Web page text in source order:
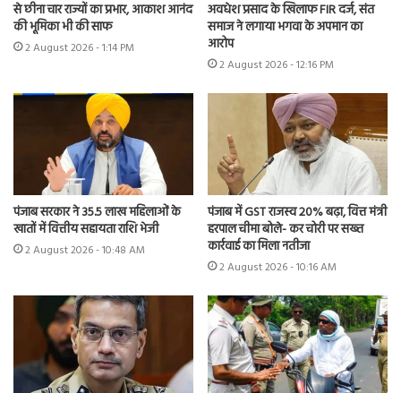
से छीना चार राज्यों का प्रभार, आकाश आनंद
की भूमिका भी की साफ
2 August 2026 - 1:14 PM
अवधेश प्रसाद के खिलाफ FIR दर्ज, संत
समाज ने लगाया भगवा के अपमान का
आरोप
2 August 2026 - 12:16 PM
पंजाब सरकार ने 35.5 लाख महिलाओं के
खातों में वित्तीय सहायता राशि भेजी
2 August 2026 - 10:48 AM
पंजाब में GST राजस्व 20% बढ़ा, वित्त मंत्री
हरपाल चीमा बोले- कर चोरी पर सख्त
कार्रवाई का मिला नतीजा
2 August 2026 - 10:16 AM